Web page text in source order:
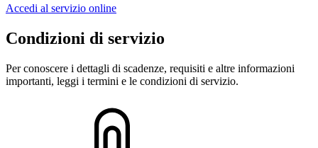
Accedi al servizio online
Condizioni di servizio
Per conoscere i dettagli di scadenze, requisiti e altre informazioni
importanti, leggi i termini e le condizioni di servizio.